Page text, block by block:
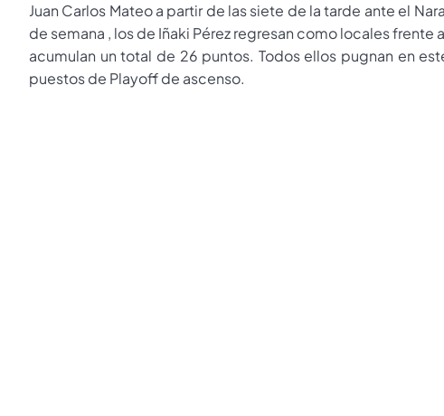
Juan Carlos Mateo a partir de las siete de la tarde ante el
de semana , los de Iñaki Pérez regresan como locales
acumulan un total de 26 puntos. Todos ellos pugnan en
puestos de Playoff de ascenso.